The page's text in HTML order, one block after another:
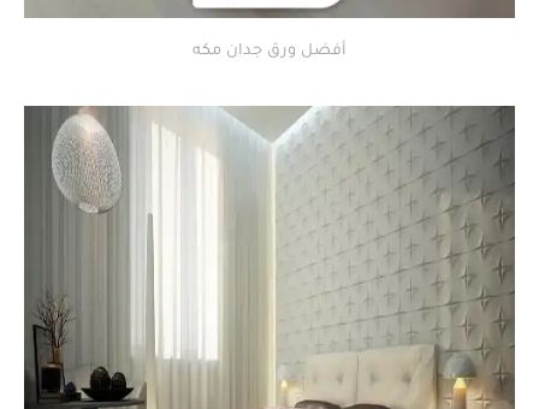
أفضل ورق جدان مكه